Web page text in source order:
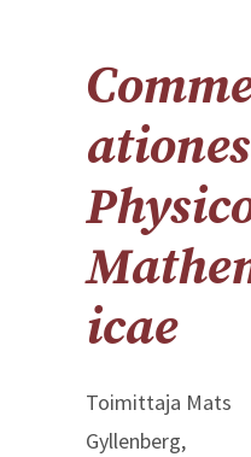
ationes
icae
Toimittaja Mats
Gyllenberg,